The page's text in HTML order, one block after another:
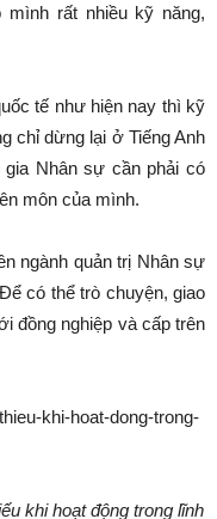
rất nhiều kỹ năng,
tế như hiện nay thì kỹ
chỉ dừng lại ở Tiếng Anh
Nhân sự cần phải có
môn của mình.
ngành quản trị Nhân sự
có thể trò chuyện, giao
đồng nghiệp và cấp trên
khi hoạt động trong lĩnh